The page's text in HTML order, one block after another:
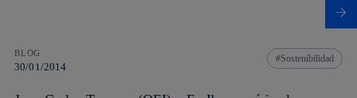
BLOG
30/01/2014
Sostenibilidad